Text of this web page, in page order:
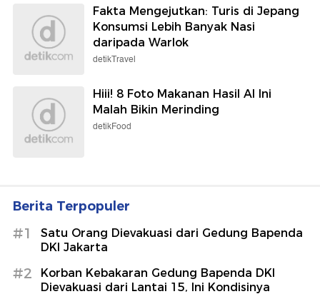
Fakta Mengejutkan: Turis di Jepang
Konsumsi Lebih Banyak Nasi
daripada Warlok
detikTravel
Hiii! 8 Foto Makanan Hasil AI Ini
Malah Bikin Merinding
detikFood
Berita Terpopuler
#1
Satu Orang Dievakuasi dari Gedung Bapenda
DKI Jakarta
#2
Korban Kebakaran Gedung Bapenda DKI
Dievakuasi dari Lantai 15, Ini Kondisinya